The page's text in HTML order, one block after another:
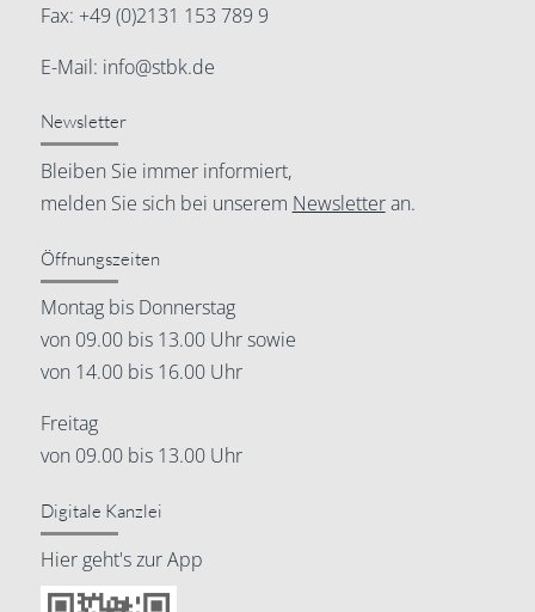
Fax: +49 (0)2131 153 789 9
E-Mail: info@stbk.de
Newsletter
Bleiben Sie immer informiert,
melden Sie sich bei unserem Newsletteran.
Öffnungszeiten
Montag bis Donnerstag
von 09.00 bis 13.00 Uhr sowie
von 14.00 bis 16.00 Uhr
Freitag
von 09.00 bis 13.00 Uhr
Digitale Kanzlei
Hier geht's zur App